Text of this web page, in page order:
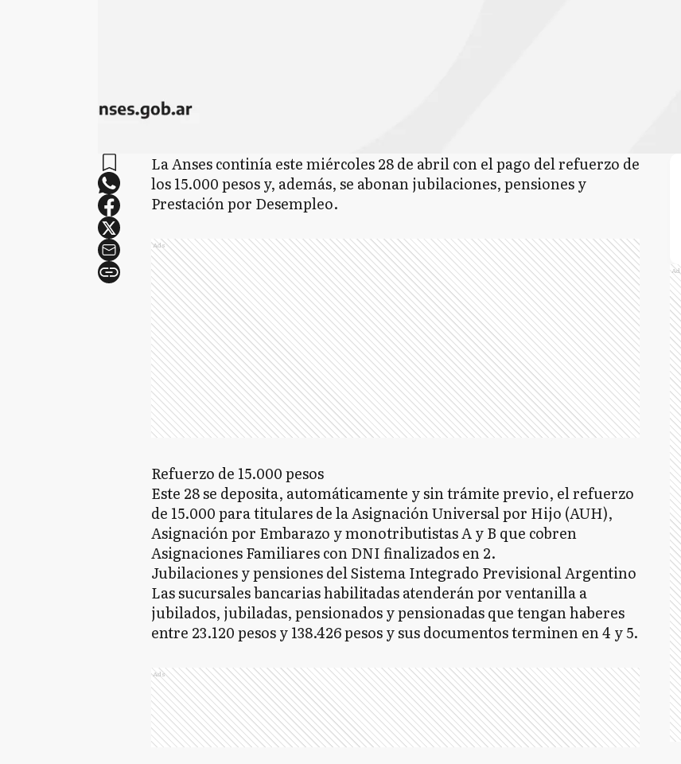
La Anses continía este miércoles 28 de abril con el pago del refuerzo de
los 15.000 pesos y, además, se abonan jubilaciones, pensiones y
Prestación por Desempleo.
Ads
Refuerzo de 15.000 pesos
Este 28 se deposita, automáticamente y sin trámite previo, el refuerzo
de 15.000 para titulares de la Asignación Universal por Hijo (AUH),
Asignación por Embarazo y monotributistas A y B que cobren
Asignaciones Familiares con DNI finalizados en 2.
Jubilaciones y pensiones del Sistema Integrado Previsional Argentino
Las sucursales bancarias habilitadas atenderán por ventanilla a
jubilados, jubiladas, pensionados y pensionadas que tengan haberes
entre 23.120 pesos y 138.426 pesos y sus documentos terminen en 4 y 5.
Ads